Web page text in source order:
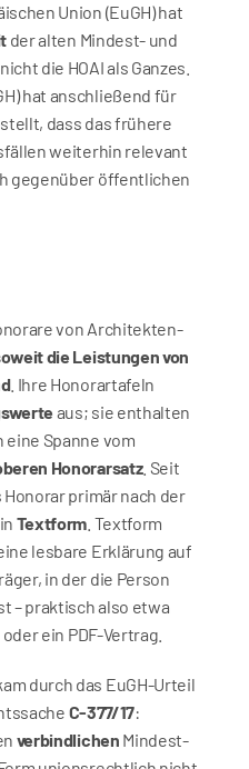
Union (EuGH) hat
der alten Mindest- und
die HOAI als Ganzes.
Der Bundesgerichtshof (BGH) hat anschließend für
dass das frühere
weiterhin relevant
gegenüber öffentlichen
von Architekten-
die Leistungen von
. Ihre Honorartafeln
aus; sie enthalten
Honorarsatz. Seit
primär nach der
Textform . Textform
lesbare Erklärung auf
in der die Person
– praktisch also etwa
ein PDF-Vertrag.
durch das EuGH-Urteil
C‑377/17:
verbindlichen Mindest-